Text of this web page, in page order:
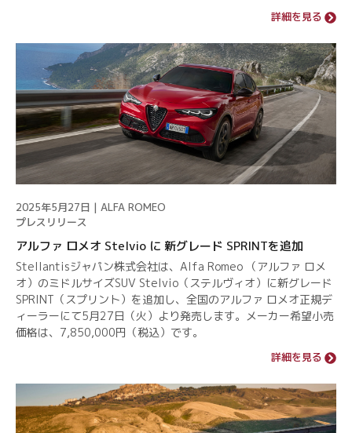
詳細を見る
2025年5月27日 | ALFA ROMEO
プレスリリース
アルファ ロメオ Stelvio に 新グレード SPRINTを追加
Stellantisジャパン株式会社は、Alfa Romeo （アルファ ロメ
オ）のミドルサイズSUV Stelvio（ステルヴィオ）に新グレード
SPRINT（スプリント）を追加し、全国のアルファ ロメオ正規デ
ィーラーにて5月27日（火）より発売します。メーカー希望小売
価格は、7,850,000円（税込）です。
詳細を見る